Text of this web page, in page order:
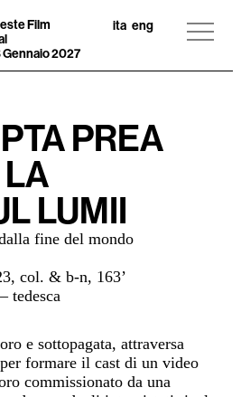
Film
Gennaio 2027
ita eng
PREA
LA
LUMII
fine del mondo
col. & b-n, 163’
tedesca
e sottopagata, attraversa
formare il cast di un video
commissionato da una